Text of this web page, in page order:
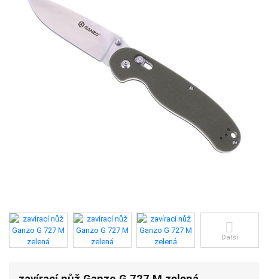
Další